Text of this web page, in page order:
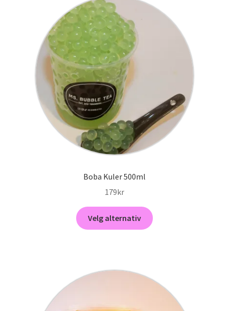
Boba Kuler 500ml
179kr
Velg alternativ
Dette
produktet
Alternativene
kan